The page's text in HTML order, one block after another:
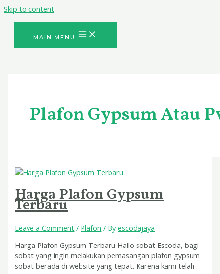
Skip to content
MAIN MENU
Plafon Gypsum Atau
Harga Plafon Gypsum
Terbaru
Leave a Comment / Plafon / Byescodajaya
Harga Plafon Gypsum Terbaru Hallo sobat Escoda, bagi
sobat yang ingin melakukan pemasangan plafon gypsum
sobat berada di website yang tepat. Karena kami telah